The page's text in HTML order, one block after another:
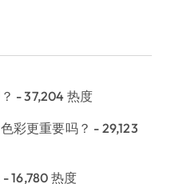
- 37,204 热度
彩更重要吗？ - 29,123
- 16,780 热度